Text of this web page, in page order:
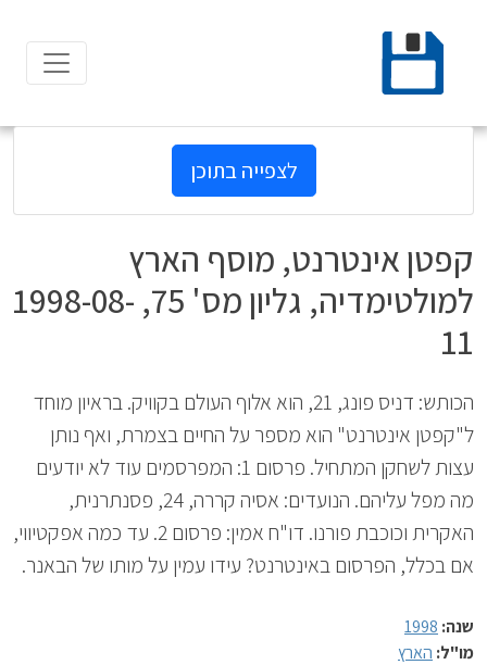
content
לצפייה בתוכן
קפטן אינטרנט, מוסף הארץ
למולטימדיה, גליון מס' 75, 1998-08-
11
הכותש: דניס פונג, 21, הוא אלוף העולם בקוויק. בראיון מוחד
ל"קפטן אינטרנט" הוא מספר על החיים בצמרת, ואף נותן
עצות לשחקן המתחיל. פרסום 1: המפרסמים עוד לא יודעים
מה מפל עליהם. הנועדים: אסיה קררה, 24, פסנתרנית,
האקרית וכוכבת פורנו. דו"ח אמין: פרסום 2. עד כמה אפקטיווי,
אם בכלל, הפרסום באינטרנט? עידו עמין על מותו של הבאנר.
שנה: 1998
מו"ל: הארץ